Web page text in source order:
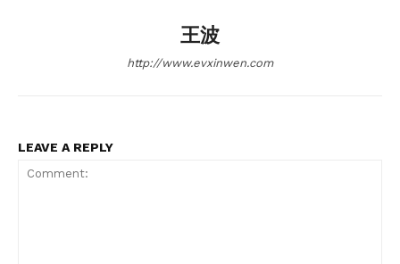
王波
http://www.evxinwen.com
LEAVE A REPLY